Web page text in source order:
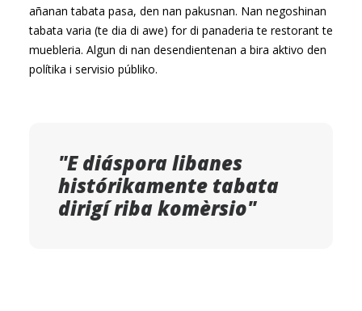
añanan tabata pasa, den nan pakusnan. Nan negoshinan
tabata varia (te dia di awe) for di panaderia te restorant te
muebleria. Algun di nan desendientenan a bira aktivo den
polítika i servisio públiko.
"E diáspora libanes
histórikamente tabata
dirigí riba komèrsio"